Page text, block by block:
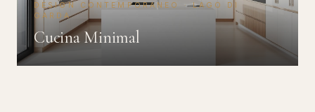
DESIGN CONTEMPORANEO · LAGO DI
GARDA
Cucina Minimal